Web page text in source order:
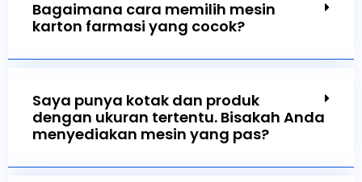
Bagaimana cara memilih mesin
Saya punya kotak dan produk
dengan ukuran tertentu. Bisakah Anda